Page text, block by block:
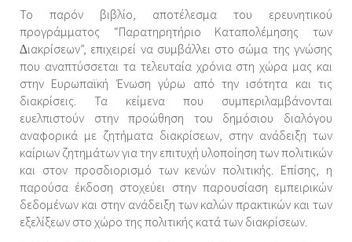
Το παρόν βιβλίο, αποτέλεσμα του ερευνητικού
προγράμματος “Παρατηρητήριο Καταπολέμησης των
∆ιακρίσεων”, επιχειρεί να συμβάλλει στο σώμα της γνώσης
που αναπτύσσεται τα τελευταία χρόνια στη χώρα μας και
στην Ευρωπαϊκή Ένωση γύρω από την ισότητα και τις
διακρίσεις. Τα κείμενα που συμπεριλαμβάνονται
ευελπιστούν στην προώθηση του δημόσιου διαλόγου
αναφορικά με ζητήματα διακρίσεων, στην ανάδειξη των
καίριων ζητημάτων για την επιτυχή υλοποίηση των πολιτικών
και στον προσδιορισμό των κενών πολιτικής. Επίσης, η
παρούσα έκδοση στοχεύει στην παρουσίαση εμπειρικών
δεδομένων και στην ανάδειξη των καλών πρακτικών και των
εξελίξεων στο χώρο της πολιτικής κατά των διακρίσεων.